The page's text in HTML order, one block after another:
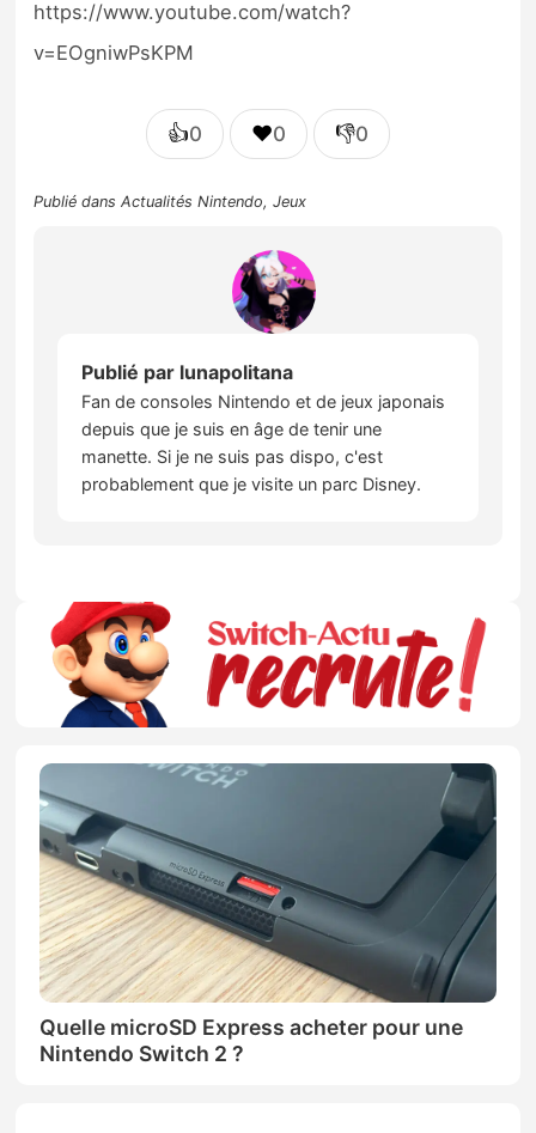
https://www.youtube.com/watch?
v=EOgniwPsKPM
👍0 ❤️0 👎0
Publié dansActualités Nintendo,Jeux
Publié par lunapolitana
Fan de consoles Nintendo et de jeux japonais
depuis que je suis en âge de tenir une
manette. Si je ne suis pas dispo, c'est
probablement que je visite un parc Disney.
Quelle microSD Express acheter pour une
Nintendo Switch 2 ?